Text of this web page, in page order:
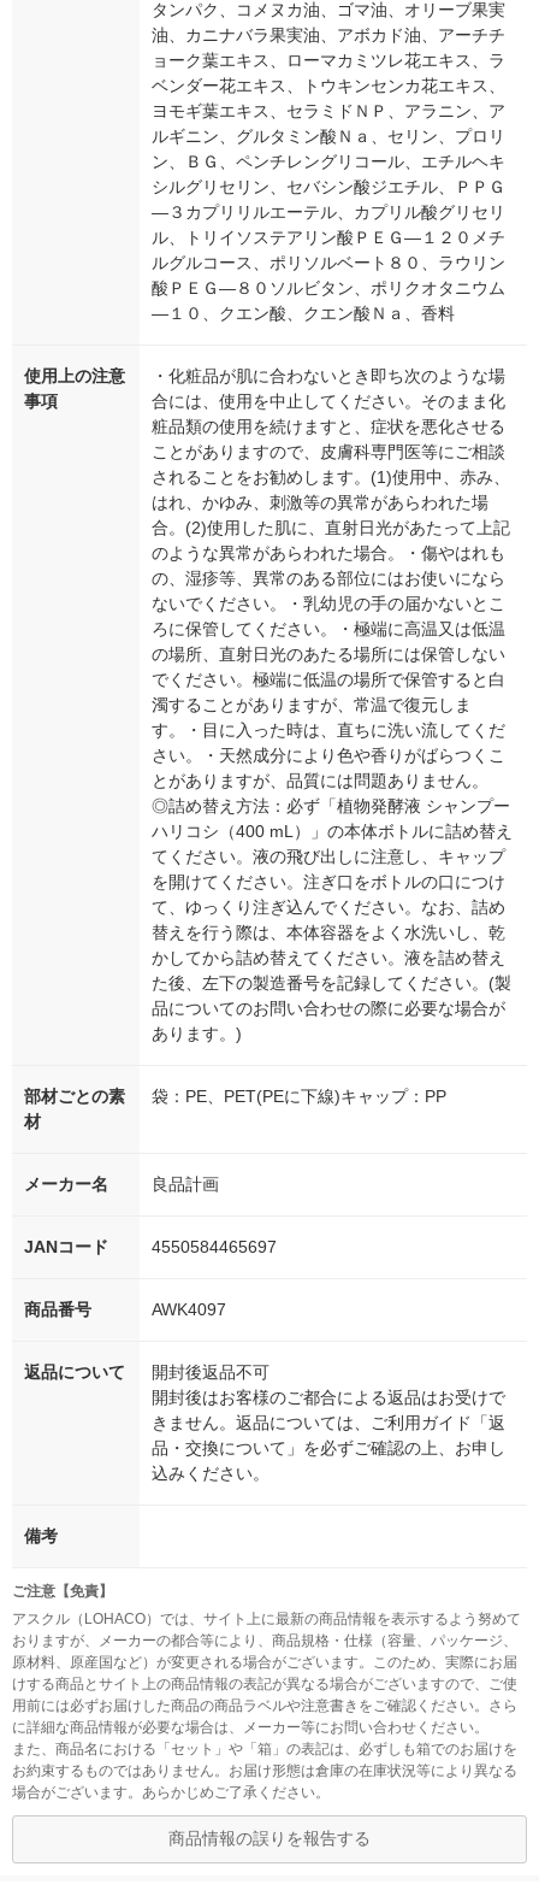
タンパク、コメヌカ油、ゴマ油、オリーブ果実
油、カニナバラ果実油、アボカド油、アーチチ
ョーク葉エキス、ローマカミツレ花エキス、ラ
ベンダー花エキス、トウキンセンカ花エキス、
ヨモギ葉エキス、セラミドＮＰ、アラニン、ア
ルギニン、グルタミン酸Ｎａ、セリン、プロリ
ン、ＢＧ、ペンチレングリコール、エチルヘキ
シルグリセリン、セバシン酸ジエチル、ＰＰＧ
―３カプリリルエーテル、カプリル酸グリセリ
ル、トリイソステアリン酸ＰＥＧ―１２０メチ
ルグルコース、ポリソルベート８０、ラウリン
酸ＰＥＧ―８０ソルビタン、ポリクオタニウム
―１０、クエン酸、クエン酸Ｎａ、香料
使用上の注意
事項
・化粧品が肌に合わないとき即ち次のような場
合には、使用を中止してください。そのまま化
粧品類の使用を続けますと、症状を悪化させる
ことがありますので、皮膚科専門医等にご相談
されることをお勧めします。(1)使用中、赤み、
はれ、かゆみ、刺激等の異常があらわれた場
合。(2)使用した肌に、直射日光があたって上記
のような異常があらわれた場合。・傷やはれも
の、湿疹等、異常のある部位にはお使いになら
ないでください。・乳幼児の手の届かないとこ
ろに保管してください。・極端に高温又は低温
の場所、直射日光のあたる場所には保管しない
でください。極端に低温の場所で保管すると白
濁することがありますが、常温で復元しま
す。・目に入った時は、直ちに洗い流してくだ
さい。・天然成分により色や香りがばらつくこ
とがありますが、品質には問題ありません。
◎詰め替え方法：必ず「植物発酵液 シャンプー
ハリコシ（400 mL）」の本体ボトルに詰め替え
てください。液の飛び出しに注意し、キャップ
を開けてください。注ぎ口をボトルの口につけ
て、ゆっくり注ぎ込んでください。なお、詰め
替えを行う際は、本体容器をよく水洗いし、乾
かしてから詰め替えてください。液を詰め替え
た後、左下の製造番号を記録してください。(製
品についてのお問い合わせの際に必要な場合が
あります。)
部材ごとの素
材
袋：PE、PET(PEに下線)キャップ：PP
メーカー名 良品計画
JANコード 4550584465697
商品番号 AWK4097
返品について
開封後返品不可
開封後はお客様のご都合による返品はお受けで
きません。返品については、ご利用ガイド「返
品・交換について」を必ずご確認の上、お申し
込みください。
備考
ご注意【免責】
アスクル（LOHACO）では、サイト上に最新の商品情報を表示するよう努めて
おりますが、メーカーの都合等により、商品規格・仕様（容量、パッケージ、
原材料、原産国など）が変更される場合がございます。このため、実際にお届
けする商品とサイト上の商品情報の表記が異なる場合がございますので、ご使
用前には必ずお届けした商品の商品ラベルや注意書きをご確認ください。さら
に詳細な商品情報が必要な場合は、メーカー等にお問い合わせください。
また、商品名における「セット」や「箱」の表記は、必ずしも箱でのお届けを
お約束するものではありません。お届け形態は倉庫の在庫状況等により異なる
場合がございます。あらかじめご了承ください。
商品情報の誤りを報告する